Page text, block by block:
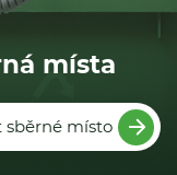
místa
sběrné místo